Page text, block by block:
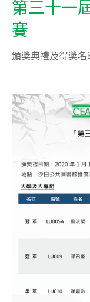
第三十一
賽
頒獎典禮及得獎名